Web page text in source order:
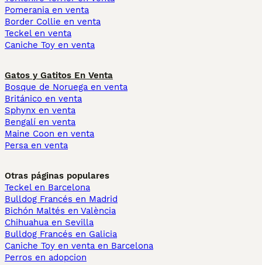
Pomerania en venta
Border Collie en venta
Teckel en venta
Caniche Toy en venta
Gatos y Gatitos En Venta
Bosque de Noruega en venta
Británico en venta
Sphynx en venta
Bengalí en venta
Maine Coon en venta
Persa en venta
Otras páginas populares
Teckel en Barcelona
Bulldog Francés en Madrid
Bichón Maltés en València
Chihuahua en Sevilla
Bulldog Francés en Galicia
Caniche Toy en venta en Barcelona
Perros en adopcion